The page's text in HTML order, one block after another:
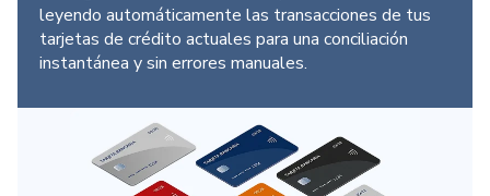
leyendo automáticamente las transacciones de tus
tarjetas de crédito actuales para una conciliación
instantánea y sin errores manuales.